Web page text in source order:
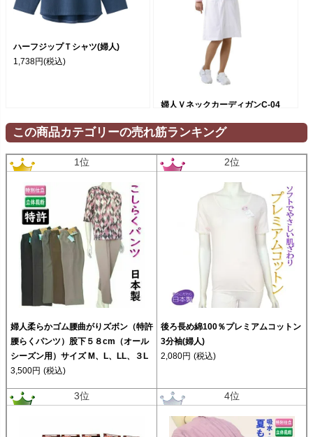
ハーフジップＴシャツ(婦人)
1,738円(税込)
婦人ＶネックカーディガンC-04
4,620円(税込)
この商品カテゴリーの売れ筋ランキング
1位
婦人柔らかゴム腰曲がりズボン（特許
腰らくパンツ）股下５８cm（オール
シーズン用）サイズ M、L、LL、３L
3,500円 (税込)
2位
後ろ長め綿100％プレミアムコットン
3分袖(婦人)
2,080円 (税込)
3位 4位